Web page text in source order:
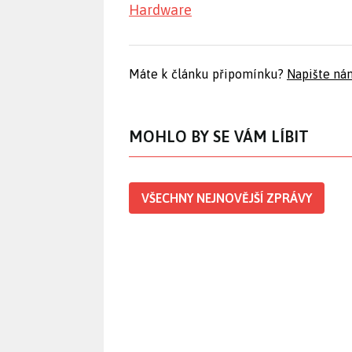
Hardware
Máte k článku připomínku? Napište
MOHLO BY SE VÁM LÍBIT
VŠECHNY NEJNOVĚJŠÍ ZPRÁVY